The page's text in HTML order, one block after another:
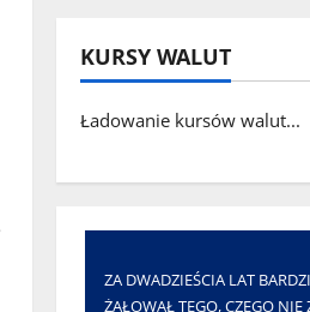
KURSY WALUT
Ładowanie kursów walut...
ZA DWADZIEŚCIA LAT
ŻAŁOWAŁ TEGO, CZEGO NIE